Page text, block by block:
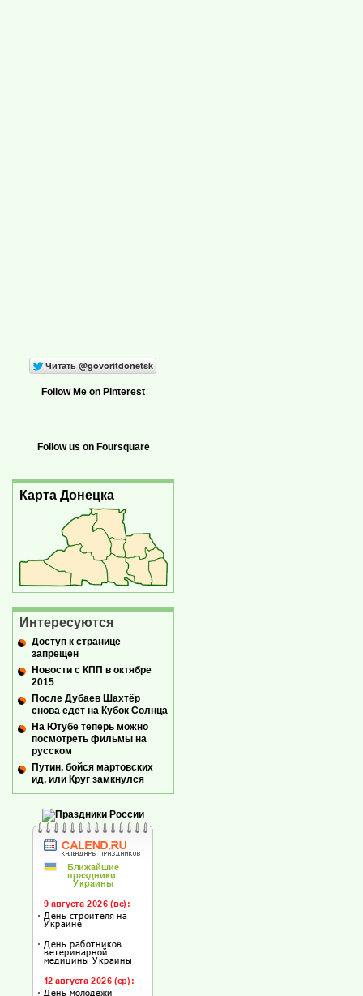
Follow Me on Pinterest
Follow us on Foursquare
Карта Донецка
Интересуются
Доступ к странице
запрещён
Новости с КПП в октябре
2015
После Дубаев Шахтёр
снова едет на Кубок Солнца
На Ютубе теперь можно
посмотреть фильмы на
русском
Путин, бойся мартовских
ид, или Круг замкнулся